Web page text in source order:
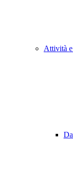
Attività